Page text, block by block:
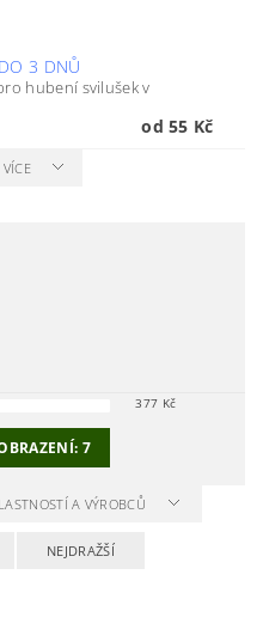
3 DNŮ
hubení svilušek v
od 55 Kč
377 Kč
7
A VÝROBCŮ
NEJDRAŽŠÍ